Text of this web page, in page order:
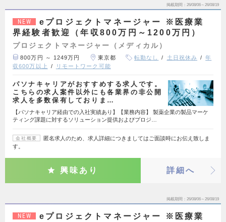
掲載期間 26/08/06～26/08/19
NEW
eプロジェクトマネージャー ※医療業
界経験者歓迎（年収800万円～1200万円）
プロジェクトマネージャー（メディカル）
800万円 ～ 1249万円 東京都 転勤なし 土日祝休み
年
収600万以上
リモートワーク可能
パソナキャリアがおすすめする求人です。
こちらの求人案件以外にも各業界の非公開
求人を多数保有しておりま…
【パソナキャリア経由での入社実績あり】【業務内容】 製薬企業の製品マーケ
ティング課題に対するソリューション提供およびプロジ…
会社概要
匿名求人のため、求人詳細につきましてはご面談時にお伝え致しま
す。
興味あり 詳細へ
掲載期間 26/08/06～26/08/19
NEW
eプロジェクトマネージャー ※医療業